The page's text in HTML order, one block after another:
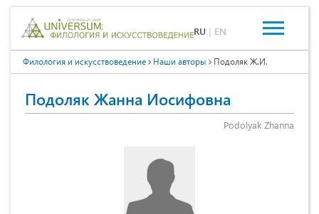
RU | EN
Филология и искусствоведение Наши авторы Подоляк Ж.И.
Подоляк Жанна Иосифовна
Podolyak Zhanna